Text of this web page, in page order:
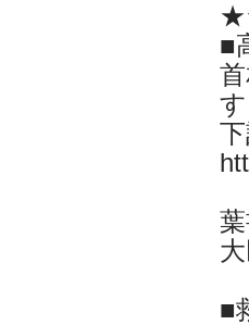
■
す
■